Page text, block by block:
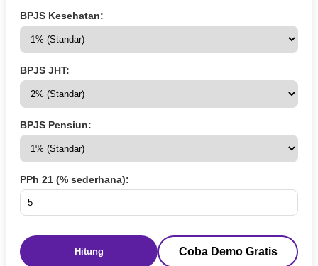
BPJS Kesehatan:
BPJS JHT:
BPJS Pensiun:
PPh 21 (% sederhana):
Hitung Coba Demo Gratis